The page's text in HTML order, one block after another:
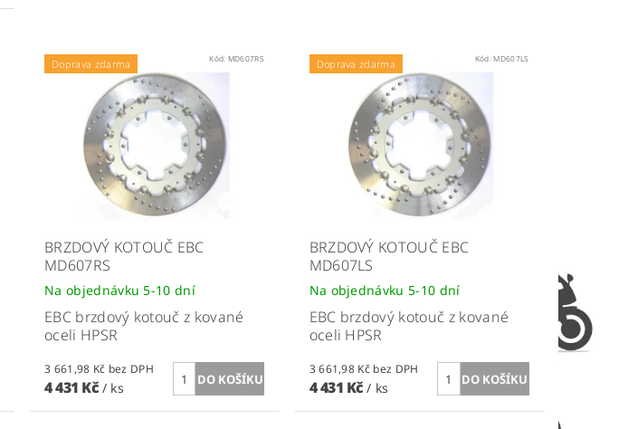
Doprava zdarma Kód: MD607RS
BRZDOVÝ KOTOUČ EBC
MD607RS
Na objednávku 5-10 dní
EBC brzdový kotouč z kované
oceli HPSR
3 661,98 Kč bez DPH
4 431 Kč / ks
Doprava zdarma Kód:MD607LS
BRZDOVÝ KOTOUČ EBC
MD607LS
Na objednávku 5-10 dní
EBC brzdový kotouč z kované
oceli HPSR
3 661,98 Kč bez DPH
4 431 Kč/ ks